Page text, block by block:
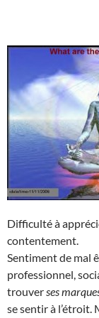
Difficulté à
contentement.
Sentiment de mal
professionnel,
trouverses
se sentir à l’étroit.